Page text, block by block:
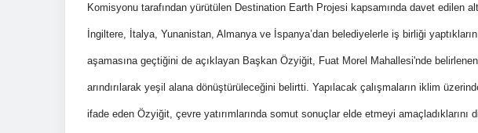
Komisyonu tarafından yürütülen Destination Earth Projesi kapsamında davet edilen
İngiltere, İtalya, Yunanistan, Almanya ve İspanya’dan belediyelerle iş birliği
aşamasına geçtiğini de açıklayan Başkan Özyiğit, Fuat Morel Mahallesi'nde
arındırılarak yeşil alana dönüştürüleceğini belirtti. Yapılacak çalışmaların iklim
ifade eden Özyiğit, çevre yatırımlarında somut sonuçlar elde etmeyi amaçladıklarını